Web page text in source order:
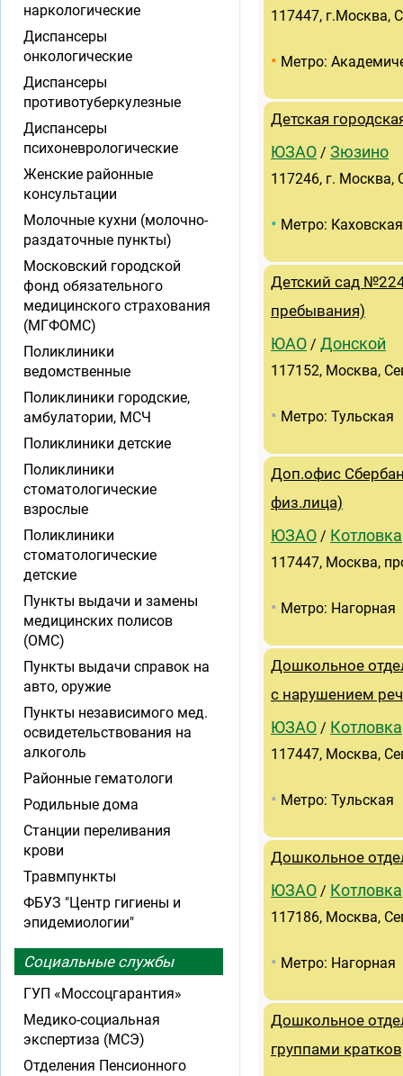
117447, г.Москва,
• Метро:
Детская
ЮЗАО / Зюзино
117246, г. Москва,
• Метро: Каховская
Детский сад
пребывания)
ЮАО / Донской
117152, Москва,
• Метро: Тульская
Доп.офис
физ.лица)
ЮЗАО / Котловка
117447, Москва,
• Метро: Нагорная
Дошкольное
с нарушением
ЮЗАО / Котловка
117447, Москва,
• Метро: Тульская
Дошкольное
ЮЗАО / Котловка
117186, Москва,
• Метро: Нагорная
Дошкольное
группами
наркологические
Диспансеры
онкологические
Диспансеры
противотуберкулезные
Диспансеры
психоневрологические
Женские районные
консультации
Молочные кухни (молочно-
раздаточные пункты)
Московский городской
фонд обязательного
медицинского страхования
(МГФОМС)
Поликлиники
ведомственные
Поликлиники городские,
амбулатории, МСЧ
Поликлиники детские
Поликлиники
стоматологические
взрослые
Поликлиники
стоматологические
детские
Пункты выдачи и замены
медицинских полисов
(ОМС)
Пункты выдачи справок на
авто, оружие
Пункты независимого мед.
освидетельствования на
алкоголь
Районные гематологи
Родильные дома
Станции переливания
крови
Травмпункты
ФБУЗ "Центр гигиены и
эпидемиологии"
Социальные службы
ГУП «Моссоцгарантия»
Медико-социальная
экспертиза (МСЭ)
Отделения Пенсионного